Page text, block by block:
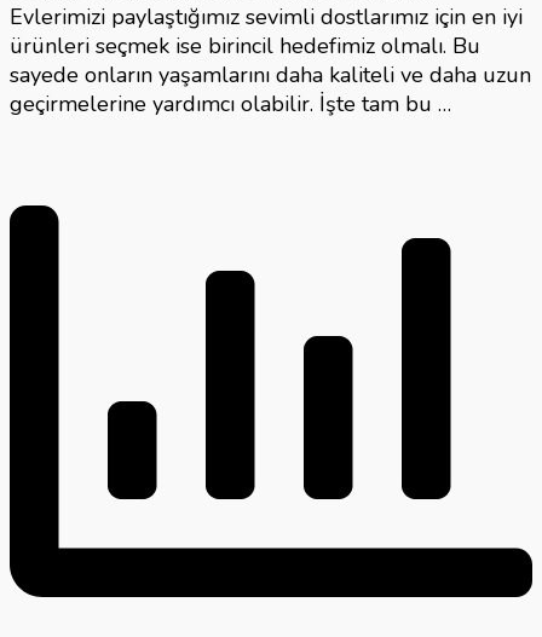
Evlerimizi paylaştığımız sevimli dostlarımız için en iyi
ürünleri seçmek ise birincil hedefimiz olmalı. Bu
sayede onların yaşamlarını daha kaliteli ve daha uzun
geçirmelerine yardımcı olabilir. İşte tam bu …